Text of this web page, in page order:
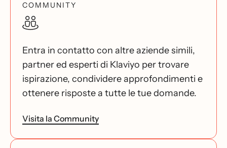
COMMUNITY
Entra in contatto con altre aziende simili,
partner ed esperti di Klaviyo per trovare
ispirazione, condividere approfondimenti e
ottenere risposte a tutte le tue domande.
Visita la Community